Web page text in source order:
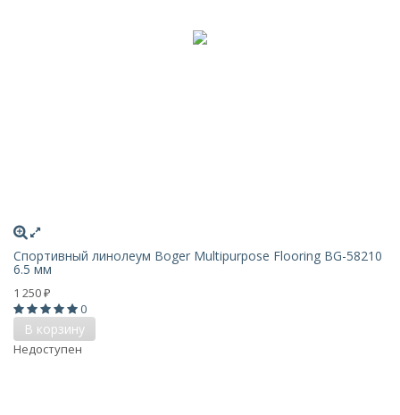
Спортивный линолеум Boger Multipurpose Flooring BG-58210
6.5 мм
1 250 ₽
0
В корзину
Недоступен